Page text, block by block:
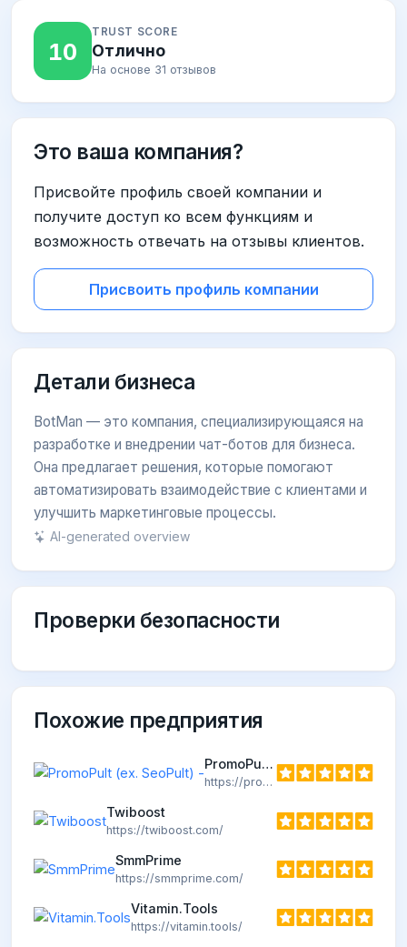
10
TRUST SCORE
Отлично
На основе 31 отзывов
Это ваша компания?
Присвойте профиль своей компании и
получите доступ ко всем функциям и
возможность отвечать на отзывы клиентов.
Присвоить профиль компании
Детали бизнеса
BotMan — это компания, специализирующаяся на
разработке и внедрении чат-ботов для бизнеса.
Она предлагает решения, которые помогают
автоматизировать взаимодействие с клиентами и
улучшить маркетинговые процессы.
AI-generated overview
Проверки безопасности
Похожие предприятия
PromoPult (ex. SeoPult) -
https://promopult.ru
Twiboost
https://twiboost.com/
SmmPrime
https://smmprime.com/
Vitamin.Tools
https://vitamin.tools/